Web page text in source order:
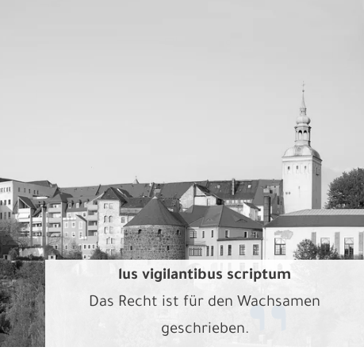
lus vigilantibus scriptum
Das Recht ist für den Wachsamen
geschrieben.